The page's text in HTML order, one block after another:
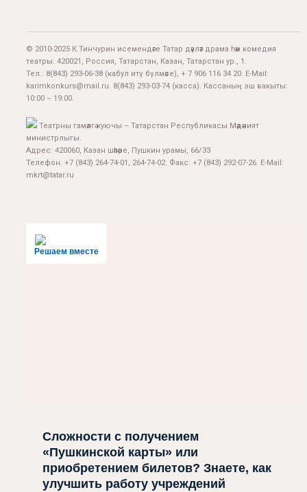
© 2010-2025 К.Тинчурин исемендәге Татар дәүләт драма һәм комедия
театры. 420021, Россия, Татарстан, Казан, Татарстан ур., 1.
Тел.: 8(843) 293-06-38 (кабул итү бүлмәсе), + 7 906 116 34 20. E-Mail:
karimkonkurs@mail.ru. 8(843) 293-03-74 (касса). Кассаның эш вакыты:
10:00 – 19:00.
Театрны гамәлгә куючы – Татарстан Республикасы Мәдәният
министрлыгы.
Адрес: 420060, Казан шәһәре, Пушкин урамы, 66/33
Телефон: +7 (843) 264-74-01, 264-74-02. Факс: +7 (843) 292-07-26. E-Mail:
mkrt@tatar.ru
Решаем вместе
Сложности с получением
«Пушкинской карты» или
приобретением билетов? Знаете, как
улучшить работу учреждений